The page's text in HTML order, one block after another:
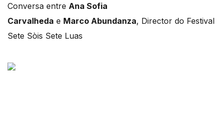
Conversa entre Ana Sofia
Carvalheda e Marco Abundanza, Director do Festival
Sete Sòis Sete Luas